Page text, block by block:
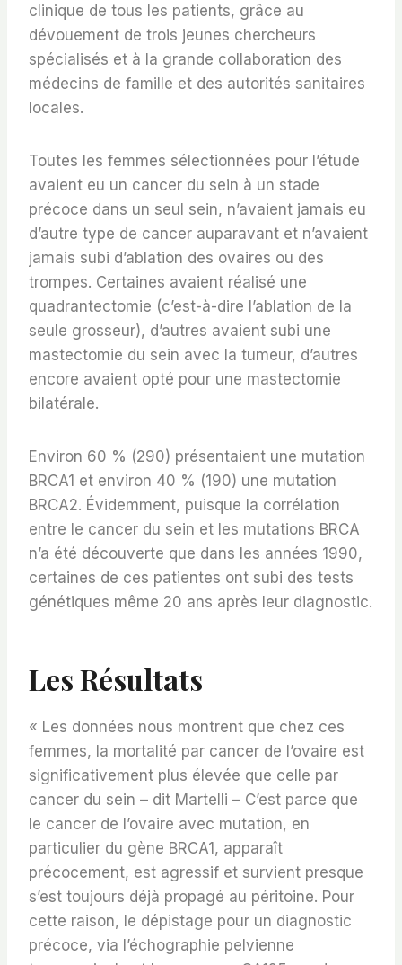
clinique de tous les patients, grâce au
dévouement de trois jeunes chercheurs
spécialisés et à la grande collaboration des
médecins de famille et des autorités sanitaires
locales.
Toutes les femmes sélectionnées pour l’étude
avaient eu un cancer du sein à un stade
précoce dans un seul sein, n’avaient jamais eu
d’autre type de cancer auparavant et n’avaient
jamais subi d’ablation des ovaires ou des
trompes. Certaines avaient réalisé une
quadrantectomie (c’est-à-dire l’ablation de la
seule grosseur), d’autres avaient subi une
mastectomie du sein avec la tumeur, d’autres
encore avaient opté pour une mastectomie
bilatérale.
Environ 60 % (290) présentaient une mutation
BRCA1 et environ 40 % (190) une mutation
BRCA2. Évidemment, puisque la corrélation
entre le cancer du sein et les mutations BRCA
n’a été découverte que dans les années 1990,
certaines de ces patientes ont subi des tests
génétiques même 20 ans après leur diagnostic.
Les Résultats
« Les données nous montrent que chez ces
femmes, la mortalité par cancer de l’ovaire est
significativement plus élevée que celle par
cancer du sein – dit Martelli – C’est parce que
le cancer de l’ovaire avec mutation, en
particulier du gène BRCA1, apparaît
précocement, est agressif et survient presque
s’est toujours déjà propagé au péritoine. Pour
cette raison, le dépistage pour un diagnostic
précoce, via l’échographie pelvienne